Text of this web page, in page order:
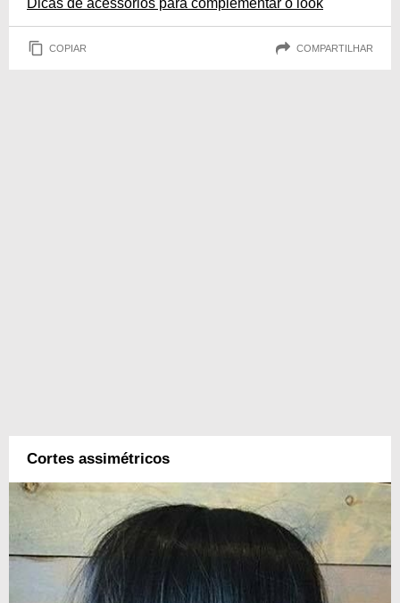
Dicas de acessórios para complementar o look
COPIAR COMPARTILHAR
Cortes assimétricos